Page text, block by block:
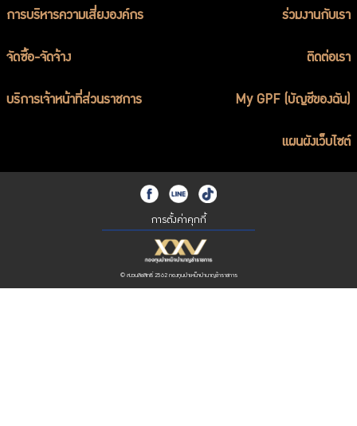
การบริหารความเสี่ยงองค์กร ร่วมงานกับเรา
จัดซื้อ-จัดจ้าง ติดต่อเรา
บริการเจ้าหน้าที่ส่วนราชการ My GPF (บัญชีของฉัน)
แผนผังเว็บไซต์
การตั้งค่าคุกกี้
© สงวนลิขสิทธิ์ 2562 กองทุนบำเหน็จบำนาญข้าราชการ